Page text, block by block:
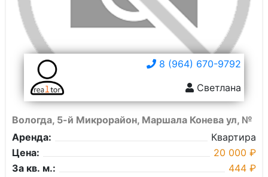
8 (964) 670-9792
Светлана
Вологда, 5-й Микрорайон, Маршала Конева ул, №
Аренда:
Квартира
Цена:
20 000 ₽
За кв. м.:
444 ₽